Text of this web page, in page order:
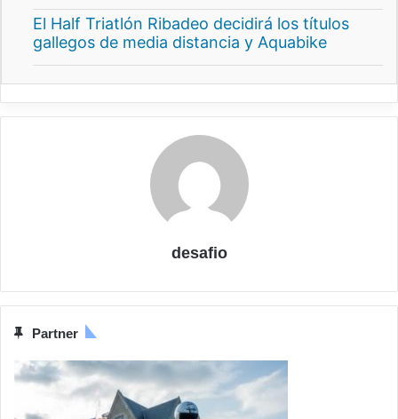
El Half Triatlón Ribadeo decidirá los títulos
gallegos de media distancia y Aquabike
desafio
Partner